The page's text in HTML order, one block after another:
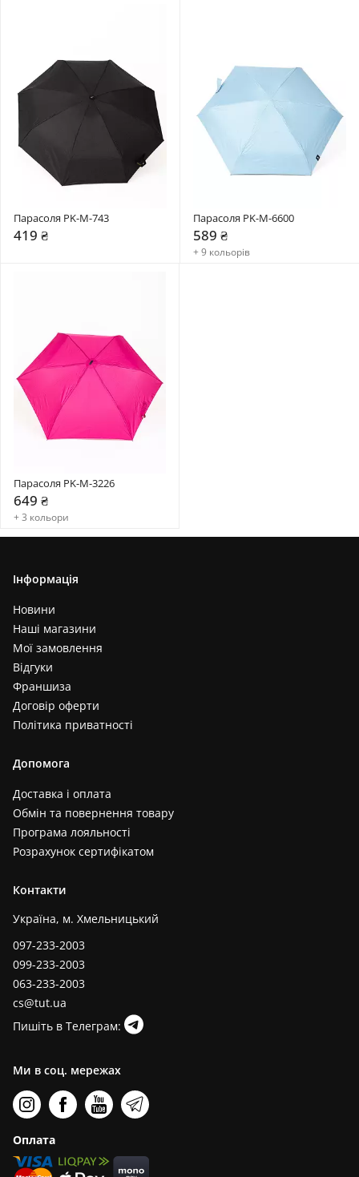
Парасоля PK-M-743
419 ₴
Парасоля PK-M-6600
589 ₴
+ 9 кольорів
Парасоля PK-M-3226
649 ₴
+ 3 кольори
Інформація
Новини
Наші магазини
Мої замовлення
Відгуки
Франшиза
Договір оферти
Політика приватності
Допомога
Доставка і оплата
Обмін та повернення товару
Програма лояльності
Розрахунок сертифікатом
Контакти
Україна, м. Хмельницький
097-233-2003
099-233-2003
063-233-2003
cs@tut.ua
Пишіть в Телеграм:
Ми в соц. мережах
Оплата